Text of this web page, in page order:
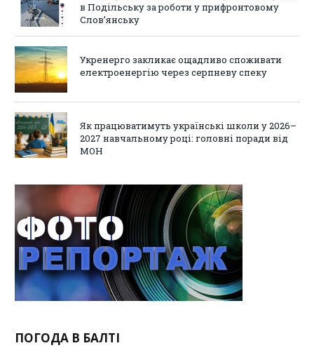
в Подільську за роботи у прифронтовому
Слов’янську
Укренерго закликає ощадливо споживати
електроенергію через серпневу спеку
Як працюватимуть українські школи у 2026–
2027 навчальному році: головні поради від
МОН
ПОГОДА В БАЛТІ